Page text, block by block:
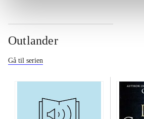
Outlander
Gå til serien